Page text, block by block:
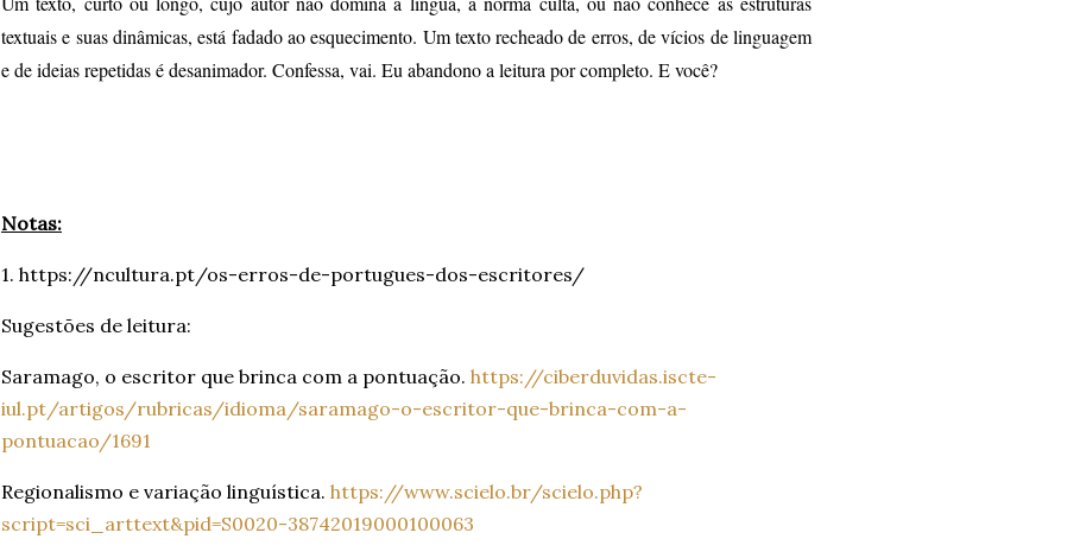
textuais e suas dinâmicas, está fadado ao esquecimento. Um texto recheado de erros, de vícios de linguagem
e de ideias repetidas é desanimador. Confessa, vai. Eu abandono a leitura por completo. E você?
Notas:
1. https://ncultura.pt/os-erros-de-portugues-dos-escritores/
Sugestões de leitura:
Saramago, o escritor que brinca com a pontuação. https://ciberduvidas.iscte-
iul.pt/artigos/rubricas/idioma/saramago-o-escritor-que-brinca-com-a-
pontuacao/1691
Regionalismo e variação linguística. https://www.scielo.br/scielo.php?
script=sci_arttext&pid=S0020-38742019000100063